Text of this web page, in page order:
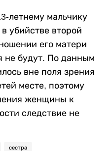
летнему мальчику
убийстве второй
его матери
не будут. По данным
вне поля зрения
месте, поэтому
женщины к
следствие не
сестра